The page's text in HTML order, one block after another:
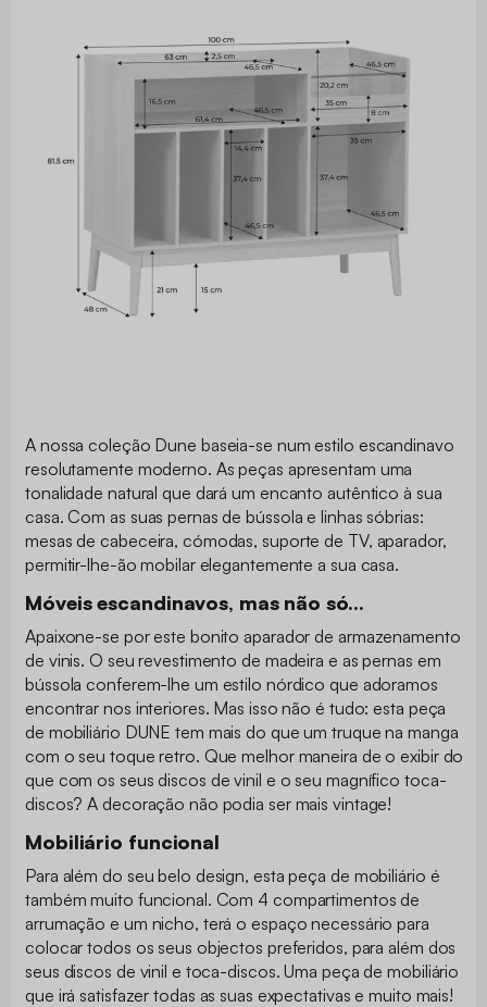
A nossa coleção Dune baseia-se num estilo escandinavo
resolutamente moderno. As peças apresentam uma
tonalidade natural que dará um encanto autêntico à sua
casa. Com as suas pernas de bússola e linhas sóbrias:
mesas de cabeceira, cómodas, suporte de TV, aparador,
permitir-lhe-ão mobilar elegantemente a sua casa.
Móveis escandinavos, mas não só...
Apaixone-se por este bonito aparador de armazenamento
de vinis. O seu revestimento de madeira e as pernas em
bússola conferem-lhe um estilo nórdico que adoramos
encontrar nos interiores. Mas isso não é tudo: esta peça
de mobiliário DUNE tem mais do que um truque na manga
com o seu toque retro. Que melhor maneira de o exibir do
que com os seus discos de vinil e o seu magnífico toca-
discos? A decoração não podia ser mais vintage!
Mobiliário funcional
Para além do seu belo design, esta peça de mobiliário é
também muito funcional. Com 4 compartimentos de
arrumação e um nicho, terá o espaço necessário para
colocar todos os seus objectos preferidos, para além dos
seus discos de vinil e toca-discos. Uma peça de mobiliário
que irá satisfazer todas as suas expectativas e muito mais!